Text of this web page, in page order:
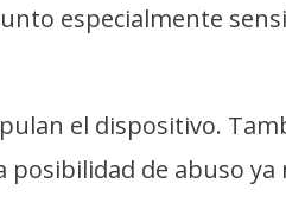
especialmente
el dispositivo.
de abuso